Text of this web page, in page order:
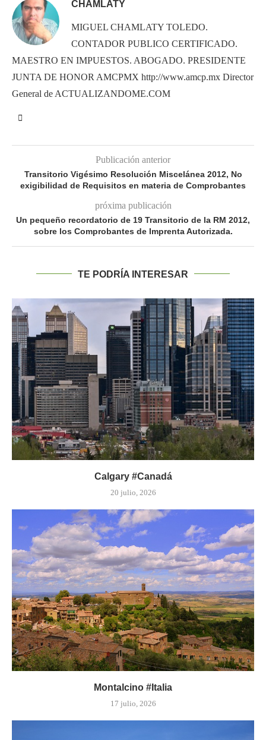
CHAMLATY
MIGUEL CHAMLATY TOLEDO.
CONTADOR PUBLICO CERTIFICADO.
MAESTRO EN IMPUESTOS. ABOGADO. PRESIDENTE
JUNTA DE HONOR AMCPMX http://www.amcp.mx Director
General de ACTUALIZANDOME.COM
Publicación anterior
Transitorio Vigésimo Resolución Miscelánea 2012, No
exigibilidad de Requisitos en materia de Comprobantes
próxima publicación
Un pequeño recordatorio de 19 Transitorio de la RM 2012,
sobre los Comprobantes de Imprenta Autorizada.
TE PODRÍA INTERESAR
Calgary #Canadá
20 julio, 2026
Montalcino #Italia
17 julio, 2026